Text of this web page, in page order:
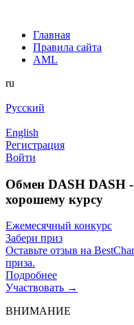
Главная
Правила сайта
AML
ru
Русский
English
Регистрация
Войти
Обмен DASH DASH
хорошему курсу
Ежемесячный конкурс
Забери приз
Оставьте отзыв на
приза.
Подробнее
Участвовать →
ВНИМАНИЕ